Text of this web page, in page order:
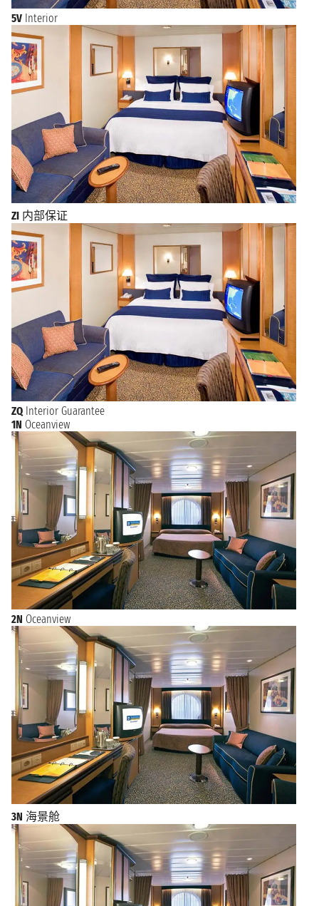
5V Interior
ZI 内部保证
ZQ Interior Guarantee
1N Oceanview
2N Oceanview
3N 海景舱